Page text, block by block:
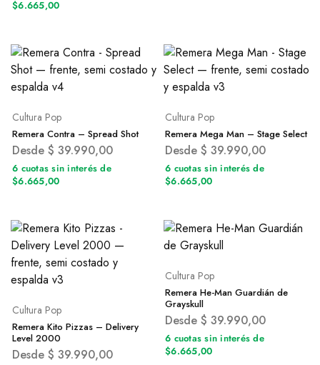
$6.665,00
Cultura Pop
Remera Contra – Spread Shot
Desde $ 39.990,00
6 cuotas sin interés de
$6.665,00
Cultura Pop
Remera Mega Man – Stage Select
Desde $ 39.990,00
6 cuotas sin interés de
$6.665,00
Cultura Pop
Remera Kito Pizzas – Delivery
Level 2000
Desde $ 39.990,00
Cultura Pop
Remera He-Man Guardián de
Grayskull
Desde $ 39.990,00
6 cuotas sin interés de
$6.665,00